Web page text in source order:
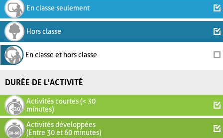
En classe seulement
Hors classe
En classe et hors classe
DURÉE DE L'ACTIVITÉ
Activités courtes (< 30
minutes)
Activités développées
(Entre 30 et 60 minutes)